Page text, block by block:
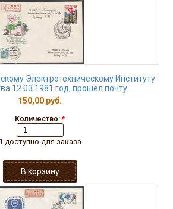
Электротехническому Институту
12.03.1981 год, прошел почту
150,00 руб.
Количество: *
1 доступно для заказа